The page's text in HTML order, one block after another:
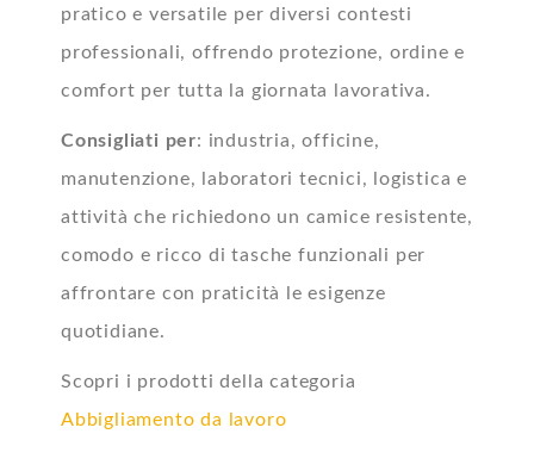
pratico e versatile per diversi contesti
professionali, offrendo protezione, ordine e
comfort per tutta la giornata lavorativa.
Consigliati per: industria, officine,
manutenzione, laboratori tecnici, logistica e
attività che richiedono un camice resistente,
comodo e ricco di tasche funzionali per
affrontare con praticità le esigenze
quotidiane.
Scopri i prodotti della categoria
Abbigliamento da lavoro